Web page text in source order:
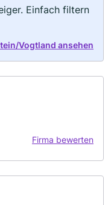
Einfach filtern
Vogtland ansehen
Firma bewerten